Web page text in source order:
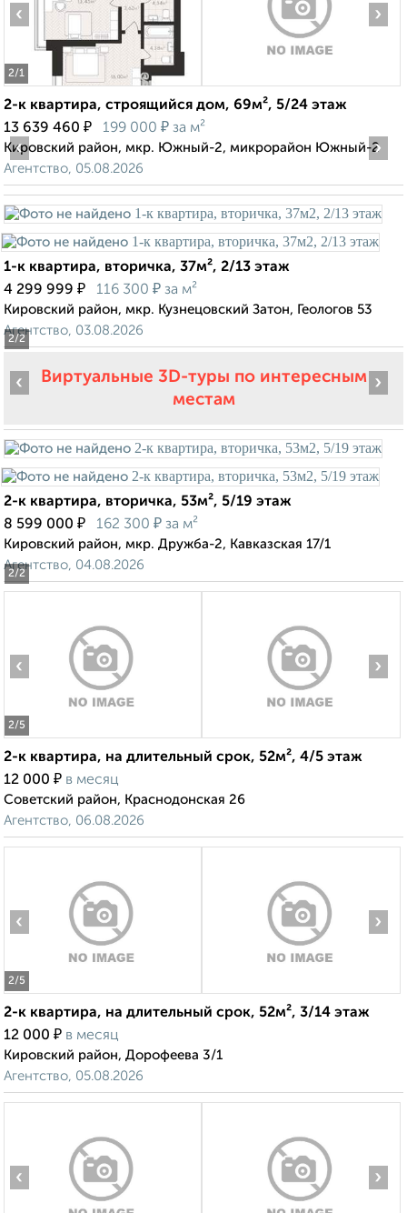
2/1
‹ ›
2-к квартира, строящийся дом, 69м², 5/24 этаж
13 639 460 ₽ 199 000 ₽ за м²
Кировский район, мкр. Южный-2, микрорайон Южный-2
Агентство, 05.08.2026
2/2
‹ ›
1-к квартира, вторичка, 37м², 2/13 этаж
4 299 999 ₽ 116 300 ₽ за м²
Кировский район, мкр. Кузнецовский Затон, Геологов 53
Агентство, 03.08.2026
Виртуальные 3D-туры по интересным
местам
2/2
‹ ›
2-к квартира, вторичка, 53м², 5/19 этаж
8 599 000 ₽ 162 300 ₽ за м²
Кировский район, мкр. Дружба-2, Кавказская 17/1
Агентство, 04.08.2026
2/5
‹ ›
2-к квартира, на длительный срок, 52м², 4/5 этаж
12 000 ₽ в месяц
Советский район, Краснодонская 26
Агентство, 06.08.2026
2/5
‹ ›
2-к квартира, на длительный срок, 52м², 3/14 этаж
12 000 ₽ в месяц
Кировский район, Дорофеева 3/1
Агентство, 05.08.2026
‹ ›